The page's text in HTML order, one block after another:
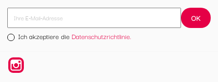
Ich akzeptiere die Datenschutzrichtlinie.